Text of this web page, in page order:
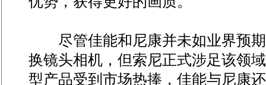
尽管佳能和尼康并未如业界预期
换镜头相机，但索尼正式涉足该领
型产品受到市场热捧，佳能与尼康